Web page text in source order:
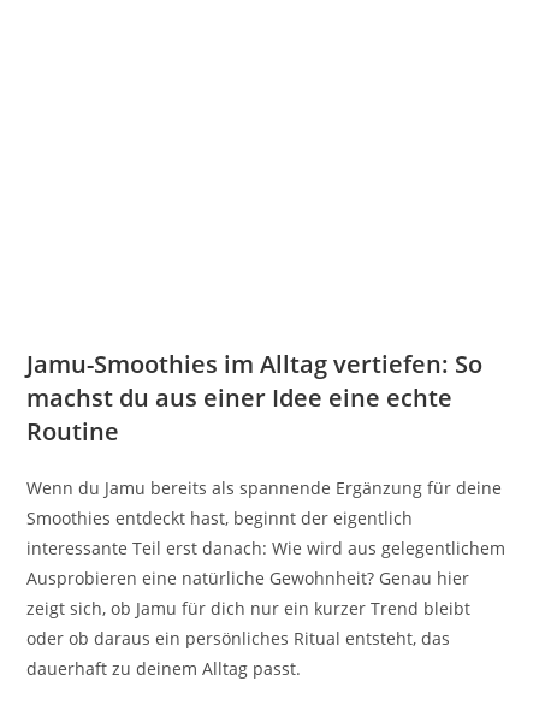
Jamu-Smoothies im Alltag vertiefen: So
machst du aus einer Idee eine echte
Routine
Wenn du Jamu bereits als spannende Ergänzung für deine
Smoothies entdeckt hast, beginnt der eigentlich
interessante Teil erst danach: Wie wird aus gelegentlichem
Ausprobieren eine natürliche Gewohnheit? Genau hier
zeigt sich, ob Jamu für dich nur ein kurzer Trend bleibt
oder ob daraus ein persönliches Ritual entsteht, das
dauerhaft zu deinem Alltag passt.